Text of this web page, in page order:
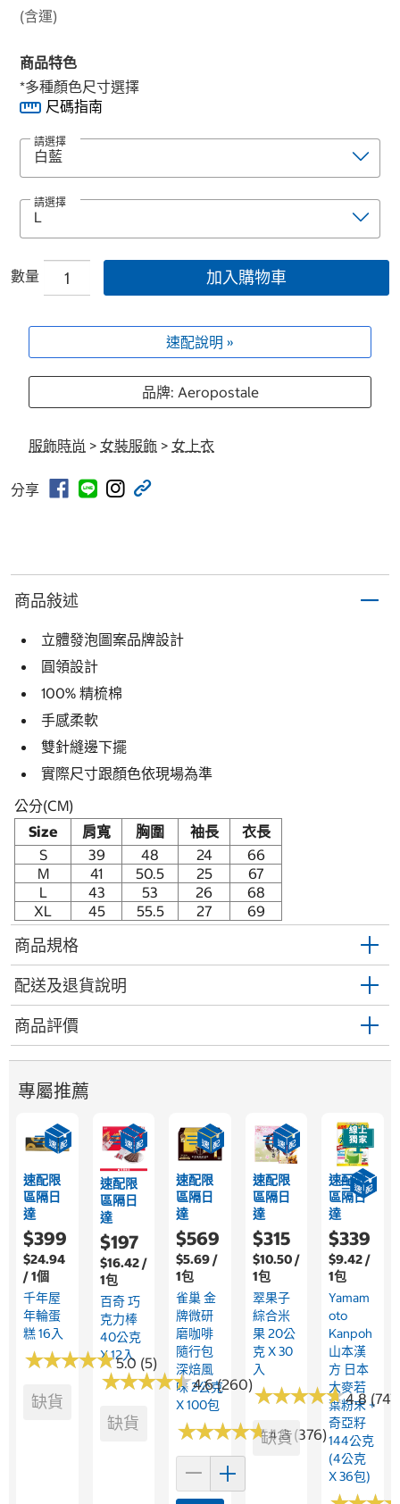
(含運)
商品特色
*多種顏色尺寸選擇
尺碼指南
請選擇
請選擇
數量 加入購物車
速配說明 »
品牌: Aeropostale
服飾時尚 > 女裝服飾 > 女上衣
分享
商品敍述
立體發泡圖案品牌設計
圓領設計
100% 精梳棉
手感柔軟
雙針縫邊下擺
實際尺寸跟顏色依現場為準
公分(CM)
Size
肩寬 胸圍 袖長
衣長
S
39 48 24
66
M
41 50.5 25
67
L
43 53 26
68
XL
45 55.5 27 69
商品規格
配送及退貨說明
商品評價
專屬推薦
速配限
區隔日
達
$399
$24.94
/ 1個
千年屋
年輪蛋
糕 16入
★★★★★
★★★★★5.0 (5)
缺貨
速配限
區隔日
達
$197
$16.42 /
1包
百奇 巧
克力棒
40公克
X 12入
★★★★★
★★★★★4.6 (260)
缺貨
速配限
區隔日
達
$569
$5.69 /
1包
雀巢 金
牌微研
磨咖啡
隨行包
深焙風
味 2公克
X 100包
★★★★★
★★★★★4.8 (376)
速配限
區隔日
達
$315
$10.50 /
1包
翠果子
綜合米
果 20公
克 X 30
入
★★★★★
★★★★★4.8
缺貨
速配限
區隔日
達
$339
$9.42 /
1包
Yamam
Oto
Kanpoh
山本漢
方 日本
大麥若
葉粉末 +
奇亞籽
144公克
(4公克
X 36包)